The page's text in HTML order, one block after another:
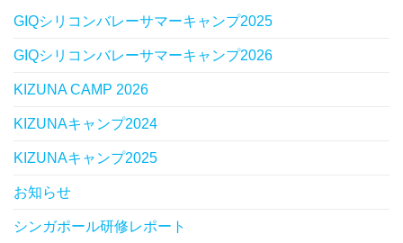
GIQシリコンバレーサマーキャンプ2025
GIQシリコンバレーサマーキャンプ2026
KIZUNA CAMP 2026
KIZUNAキャンプ2024
KIZUNAキャンプ2025
お知らせ
シンガポール研修レポート